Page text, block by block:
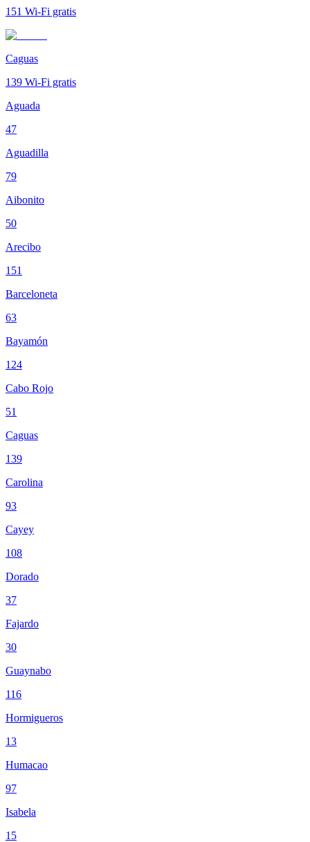
151 Wi-Fi gratis
Caguas
139 Wi-Fi gratis
Aguada
47
Aguadilla
79
Aibonito
50
Arecibo
151
Barceloneta
63
Bayamón
124
Cabo Rojo
51
Caguas
139
Carolina
93
Cayey
108
Dorado
37
Fajardo
30
Guaynabo
116
Hormigueros
13
Humacao
97
Isabela
15